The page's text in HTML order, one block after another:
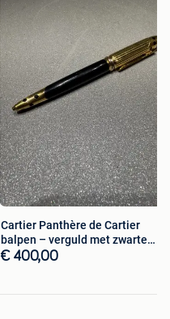
Cartier Panthère de Cartier
balpen – verguld met zwarte
lak
€ 400,00